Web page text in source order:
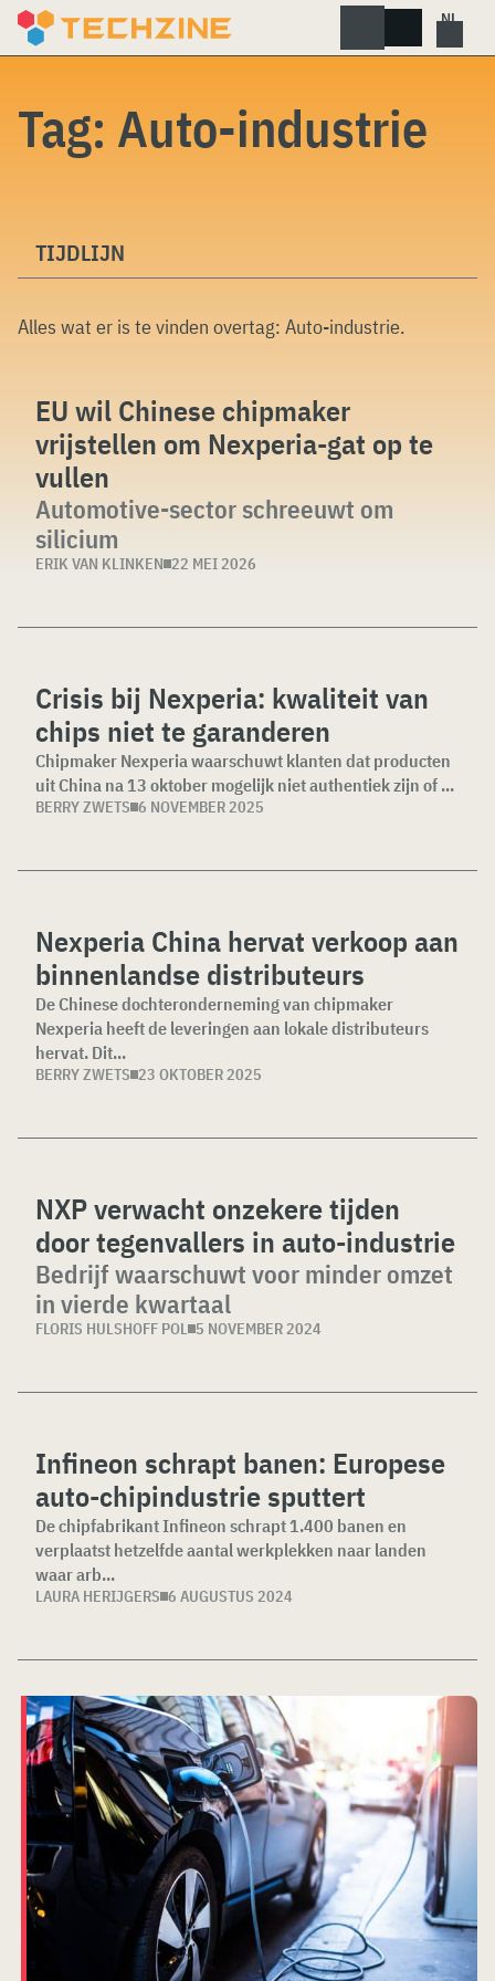
Skip
Tag: Auto-industrie
TIJDLIJN
Alles wat er is te vinden overtag: Auto-industrie.
EU wil Chinese chipmaker
vrijstellen om Nexperia-gat op te
vullen
Automotive-sector schreeuwt om
silicium
ERIK VAN KLINKEN 22 MEI 2026
Crisis bij Nexperia: kwaliteit van
chips niet te garanderen
Chipmaker Nexperia waarschuwt klanten dat producten
uit China na 13 oktober mogelijk niet authentiek zijn of ...
BERRY ZWETS 6 NOVEMBER 2025
Nexperia China hervat verkoop aan
binnenlandse distributeurs
De Chinese dochteronderneming van chipmaker
Nexperia heeft de leveringen aan lokale distributeurs
hervat. Dit...
BERRY ZWETS 23 OKTOBER 2025
NXP verwacht onzekere tijden
door tegenvallers in auto-industrie
Bedrijf waarschuwt voor minder omzet
in vierde kwartaal
FLORIS HULSHOFF POL 5 NOVEMBER 2024
Infineon schrapt banen: Europese
auto-chipindustrie sputtert
De chipfabrikant Infineon schrapt 1.400 banen en
verplaatst hetzelfde aantal werkplekken naar landen
waar arb...
LAURA HERIJGERS 6 AUGUSTUS 2024